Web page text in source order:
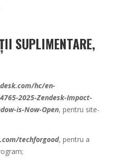
SUPLIMENTARE,
hc/en-
2025-Zendesk-Impact-
is-Now-Open, pentru site-
techforgood, pentru a